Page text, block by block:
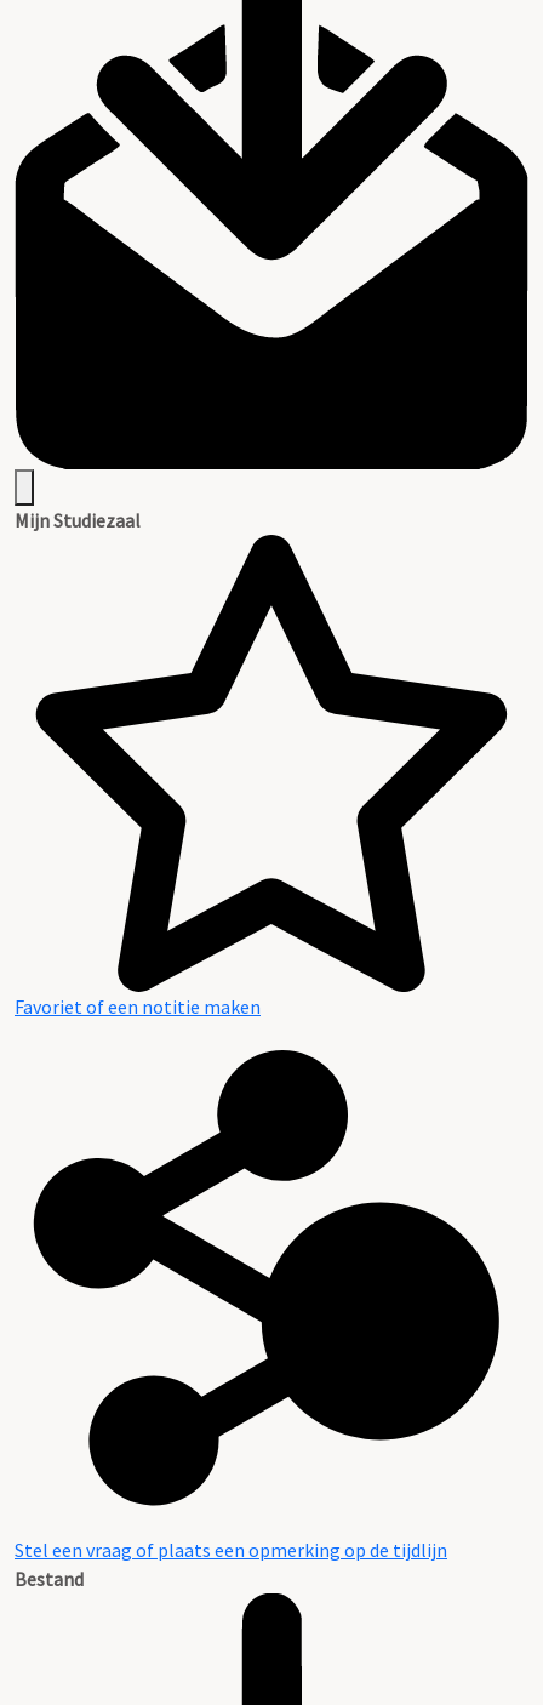
Mijn Studiezaal
Favoriet of een notitie maken
Stel een vraag of plaats een opmerking op de tijdlijn
Bestand